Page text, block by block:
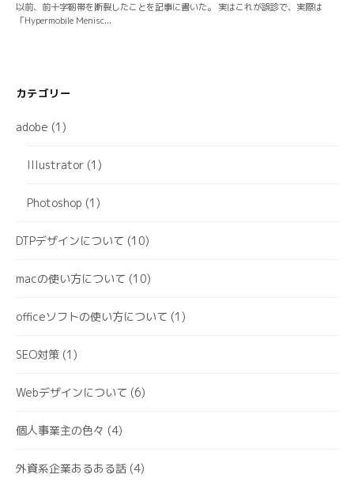
カテゴリー
adobe (1)
Illustrator (1)
Photoshop (1)
DTPデザインについて (10)
macの使い方について (10)
officeソフトの使い方について (1)
SEO対策 (1)
Webデザインについて (6)
個人事業主の色々 (4)
外資系企業あるある話 (4)